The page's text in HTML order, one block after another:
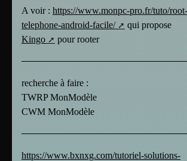
A voir : https://www.monpc-pro.fr/tuto/root-
telephone-android-facile/
qui propose
Kingo
pour rooter
recherche à faire :
TWRP MonModèle
CWM MonModèle
https://www.bxnxg.com/tutoriel-solutions-